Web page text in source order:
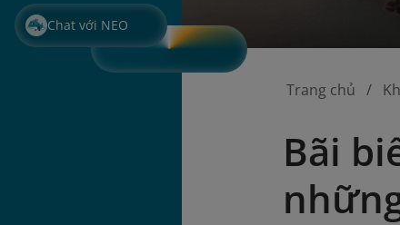
Chat với NEO
Trang chủ
Bãi